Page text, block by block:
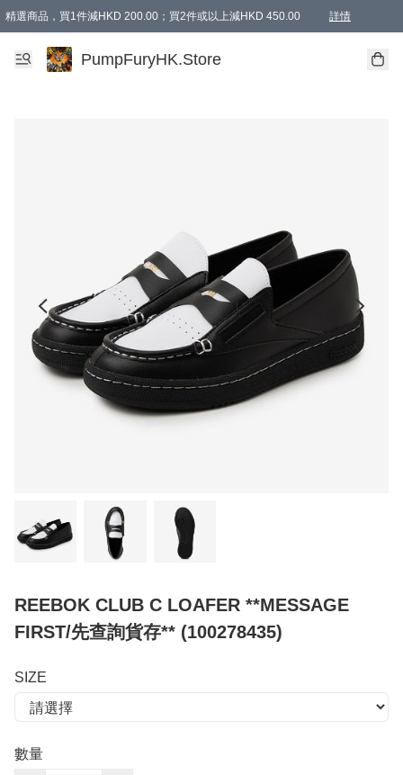
精選商品，買1件減HKD 200.00；買2件或以上減HKD 450.00 詳情
AAPE商品,會員專享9折或以上（按會員等級）AAPE products, members can
精選商品，任選買2件或以上減HKD 100.00
購物滿 HKD 800.00即享免運費優惠！（適用於 特定的送貨方式 )
PumpFuryHK.Store
REEBOK CLUB C LOAFER **MESSAGE
FIRST/先查詢貨存** (100278435)
SIZE
數量